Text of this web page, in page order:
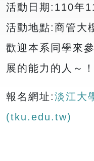
活動日期:110年
活動地點:商管大
歡迎本系同學來
展的能力的人～！
報名網址:淡江大
(tku.edu.tw)